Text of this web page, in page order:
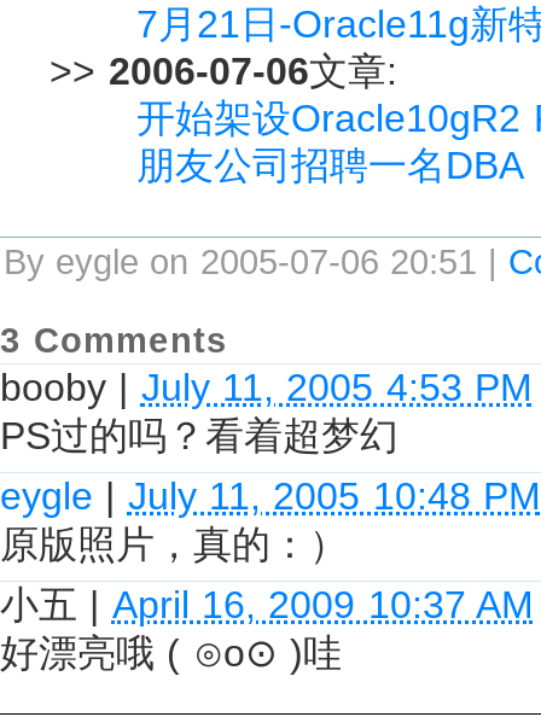
7月21日-Oracle11g新
>> 2006-07-06文章:
开始架设Oracle10gR2
朋友公司招聘一名DBA
By eygle on 2005-07-06 20:51 |
3 Comments
booby | July 11, 2005 4:53 PM
PS过的吗？看着超梦幻
eygle | July 11, 2005 10:48 PM
原版照片，真的：）
小五 | April 16, 2009 10:37 AM
好漂亮哦 ( ⊙o⊙ )哇